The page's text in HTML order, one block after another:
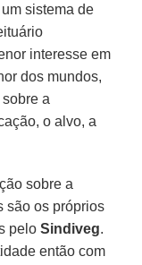
sistema de
interesse em
dos mundos,
a
o alvo, a
sobre a
são os próprios
peloSindiveg.
então com